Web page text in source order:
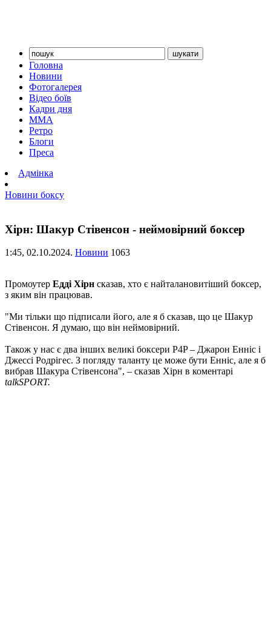
Головна
Новини
Фотогалерея
Відео боїв
Кадри дня
ММА
Ретро
Блоги
Преса
Адмінка
Новини боксу
Хірн: Шакур Стівенсон - неймовірний боксер
1:45, 02.10.2024. Новини 1063
Промоутер Едді Хірн сказав, хто є найталановитіший боксер,
з яким він працював.
"Ми тільки що підписали його, але я б сказав, що це Шакур
Стівенсон. Я думаю, що він неймовірний.
Також у нас є два інших великі боксери P4P – Джарон Енніс і
Джессі Родрігес. З погляду таланту це може бути Енніс, але я б
вибрав Шакура Стівенсона", – сказав Хірн в коментарі
talkSPORT.